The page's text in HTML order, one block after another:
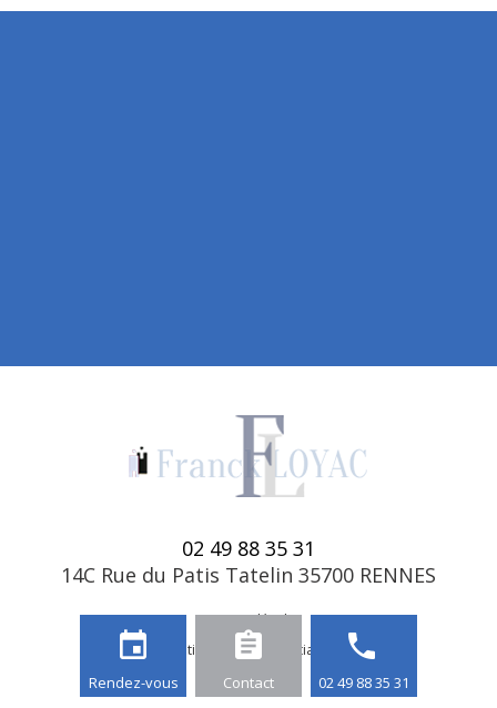
02 49 88 35 31
14C Rue du Patis Tatelin 35700 RENNES
Mentions légales
Politique de confidentialité
event
Rendez-vous
assignment
Contact
phone
02 49 88 35 31